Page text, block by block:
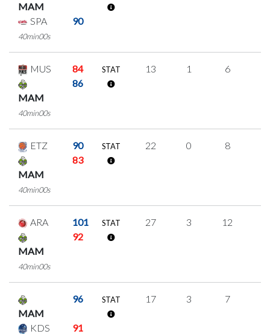
MAM
SPA 90
40min00s
MUS 84
MAM
86
40min00s
STAT 13 1 6
ETZ 90
MAM
83
40min00s
STAT 22 0 8
ARA 101
MAM
92
40min00s
STAT 27 3 12
MAM
96
KDS 91
STAT 17 3 7